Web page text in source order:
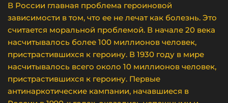
В России главная проблема героиновой
зависимости в том, что ее не лечат как болезнь. Это
считается моральной проблемой. В начале 20 века
насчитывалось более 100 миллионов человек,
пристрастившихся к героину. В 1930 году в мире
насчитывалось всего около 10 миллионов человек,
пристрастившихся к героину. Первые
антинаркотические кампании, начавшиеся в